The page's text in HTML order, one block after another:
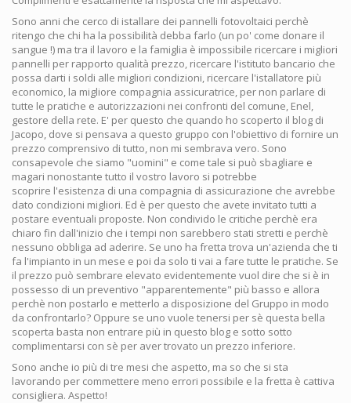
Sono anni che cerco di istallare dei pannelli fotovoltaici perchè
ritengo che chi ha la possibilità debba farlo (un po' come donare il
sangue !) ma tra il lavoro e la famiglia è impossibile ricercare i migliori
pannelli per rapporto qualità prezzo, ricercare l'istituto bancario che
possa darti i soldi alle migliori condizioni, ricercare l'istallatore più
economico, la migliore compagnia assicuratrice, per non parlare di
tutte le pratiche e autorizzazioni nei confronti del comune, Enel,
gestore della rete. E' per questo che quando ho scoperto il blog di
Jacopo, dove si pensava a questo gruppo con l'obiettivo di fornire un
prezzo comprensivo di tutto, non mi sembrava vero. Sono
consapevole che siamo "uomini" e come tale si può sbagliare e
magari nonostante tutto il vostro lavoro si potrebbe
scoprire l'esistenza di una compagnia di assicurazione che avrebbe
dato condizioni migliori. Ed è per questo che avete invitato tutti a
postare eventuali proposte. Non condivido le critiche perchè era
chiaro fin dall'inizio che i tempi non sarebbero stati stretti e perchè
nessuno obbliga ad aderire. Se uno ha fretta trova un'azienda che ti
fa l'impianto in un mese e poi da solo ti vai a fare tutte le pratiche. Se
il prezzo può sembrare elevato evidentemente vuol dire che si è in
possesso di un preventivo "apparentemente" più basso e allora
perchè non postarlo e metterlo a disposizione del Gruppo in modo
da confrontarlo? Oppure se uno vuole tenersi per sè questa bella
scoperta basta non entrare più in questo blog e sotto sotto
complimentarsi con sè per aver trovato un prezzo inferiore.
Sono anche io più di tre mesi che aspetto, ma so che si sta
lavorando per commettere meno errori possibile e la fretta è cattiva
consigliera. Aspetto!